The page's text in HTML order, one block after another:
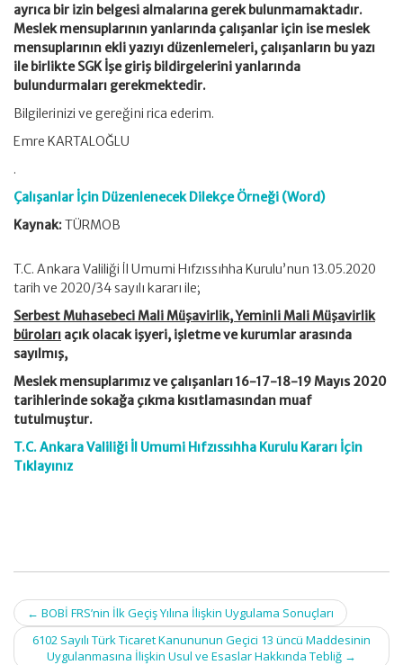
ayrıca bir izin belgesi almalarına gerek bulunmamaktadır.
Meslek mensuplarının yanlarında çalışanlar için ise meslek
mensuplarının ekli yazıyı düzenlemeleri, çalışanların bu yazı
ile birlikte SGK İşe giriş bildirgelerini yanlarında
bulundurmaları gerekmektedir.
Bilgilerinizi ve gereğini rica ederim.
Emre KARTALOĞLU
.
Çalışanlar İçin Düzenlenecek Dilekçe Örneği (Word)
Kaynak:TÜRMOB
T.C. Ankara Valiliği İl Umumi Hıfzıssıhha Kurulu’nun 13.05.2020
tarih ve 2020/34 sayılı kararı ile;
Serbest Muhasebeci Mali Müşavirlik, Yeminli Mali Müşavirlik
büroları açık olacak işyeri, işletme ve kurumlar arasında
sayılmış,
Meslek mensuplarımız ve çalışanları 16-17-18-19 Mayıs 2020
tarihlerinde sokağa çıkma kısıtlamasından muaf
tutulmuştur.
T.C. Ankara Valiliği İl Umumi Hıfzıssıhha Kurulu Kararı İçin
Tıklayınız
Post
navigation
← BOBİ FRS’nin İlk Geçiş Yılına İlişkin Uygulama Sonuçları
6102 Sayılı Türk Ticaret Kanununun Geçici 13 üncü Maddesinin
Uygulanmasına İlişkin Usul ve Esaslar Hakkında Tebliğ →